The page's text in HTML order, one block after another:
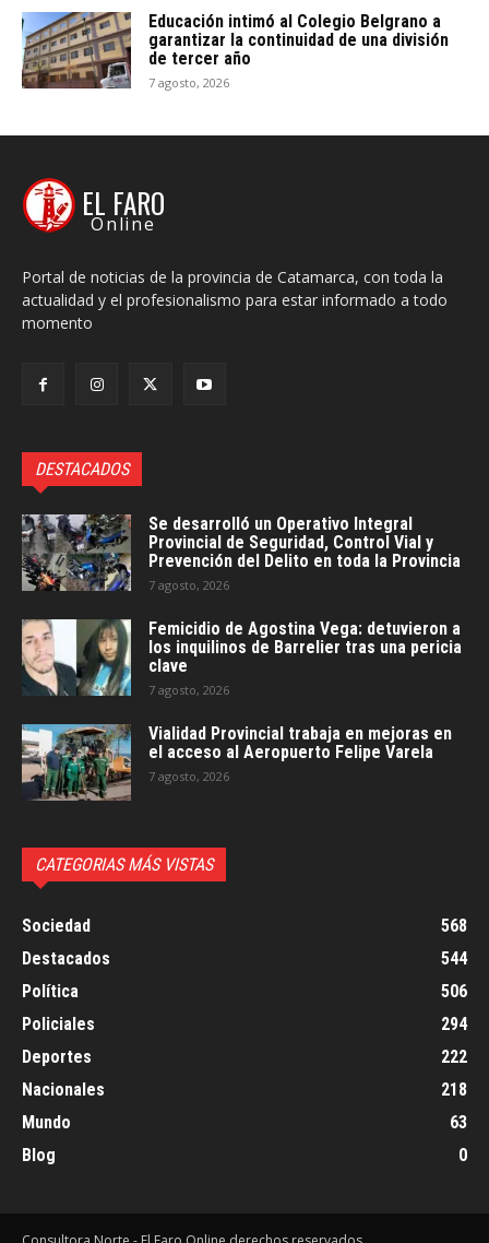
Educación intimó al Colegio Belgrano a
garantizar la continuidad de una división
de tercer año
7 agosto, 2026
EL FARO
Online
Portal de noticias de la provincia de Catamarca, con toda la
actualidad y el profesionalismo para estar informado a todo
momento
DESTACADOS
Se desarrolló un Operativo Integral
Provincial de Seguridad, Control Vial y
Prevención del Delito en toda la Provincia
7 agosto, 2026
Femicidio de Agostina Vega: detuvieron a
los inquilinos de Barrelier tras una pericia
clave
7 agosto, 2026
Vialidad Provincial trabaja en mejoras en
el acceso al Aeropuerto Felipe Varela
7 agosto, 2026
CATEGORIAS MÁS VISTAS
Sociedad
568
Destacados
544
Política
506
Policiales
294
Deportes
222
Nacionales
218
Mundo
63
Blog
0